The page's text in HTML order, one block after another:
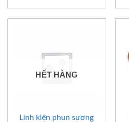
HẾT HÀNG
Linh kiện phun sương